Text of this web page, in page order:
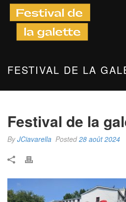
FESTIVAL DE LA
Festival de la
ByJCiavarella Posted28 août 2024